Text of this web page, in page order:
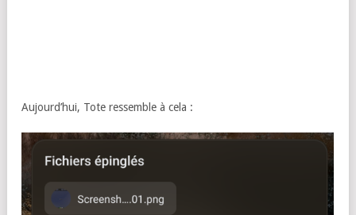
Aujourd’hui, Tote ressemble à cela :